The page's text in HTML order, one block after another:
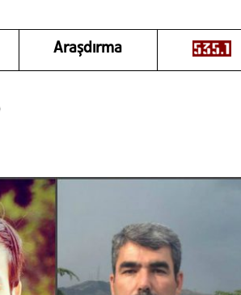
Araşdırma